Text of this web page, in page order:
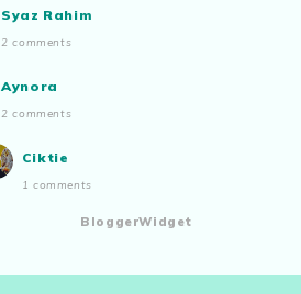
Syaz Rahim
2 comments
Aynora
2 comments
Ciktie
1 comments
BloggerWidget